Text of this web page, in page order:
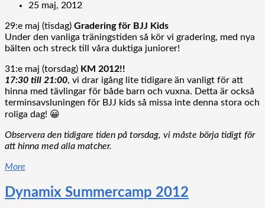
25 maj, 2012
29:e maj (tisdag) Gradering för BJJ Kids
Under den vanliga träningstiden så kör vi gradering, med nya
bälten och streck till våra duktiga juniorer!
31:e maj (torsdag) KM 2012!!
17:30 till 21:00, vi drar igång lite tidigare än vanligt för att
hinna med tävlingar för både barn och vuxna. Detta är också
terminsavsluningen för BJJ kids så missa inte denna stora och
roliga dag! 😀
Observera den tidigare tiden på torsdag, vi måste börja tidigt för
att hinna med alla matcher.
More
Dynamix Summercamp 2012